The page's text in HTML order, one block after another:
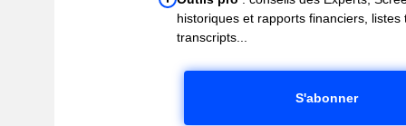
historiques et rapports financiers, listes
transcripts...
S'abonner